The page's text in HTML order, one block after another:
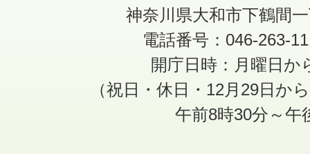
神奈川県大和市下鶴間
電話番号：046-263-
開庁日時：月曜日か
（祝日・休日・12月29日か
午前8時30分～午